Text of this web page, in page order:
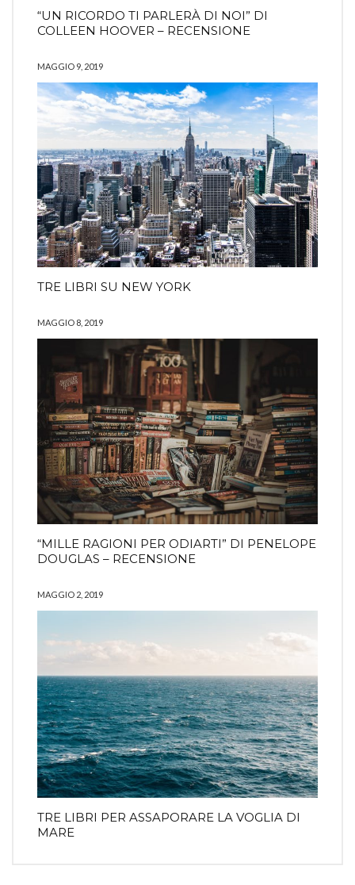
“UN RICORDO TI PARLERÀ DI NOI” DI
COLLEEN HOOVER – RECENSIONE
MAGGIO 9, 2019
TRE LIBRI SU NEW YORK
MAGGIO 8, 2019
“MILLE RAGIONI PER ODIARTI” DI PENELOPE
DOUGLAS – RECENSIONE
MAGGIO 2, 2019
TRE LIBRI PER ASSAPORARE LA VOGLIA DI
MARE